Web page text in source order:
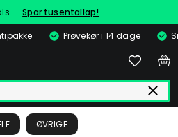
- Spar tusentallap!
Prøvekør i 14 dage
ØVRIGE